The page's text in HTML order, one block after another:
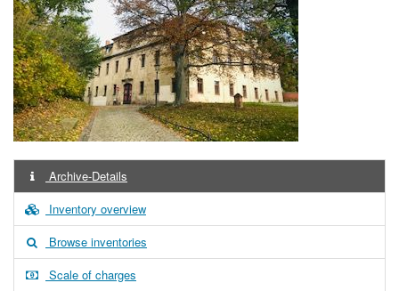
Archive-Details
Inventory overview
Browse inventories
Scale of charges